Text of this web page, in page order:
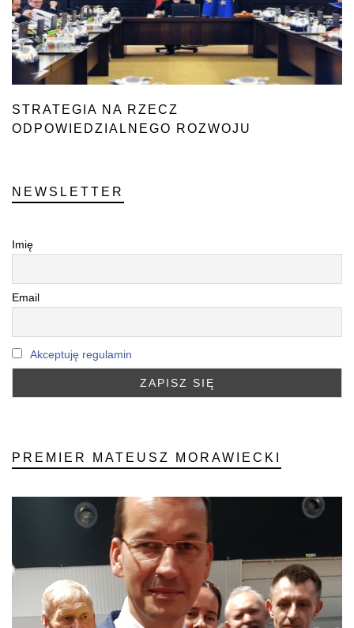
STRATEGIA NA RZECZ
ODPOWIEDZIALNEGO ROZWOJU
NEWSLETTER
Imię
Email
Akceptuję regulamin
PREMIER MATEUSZ MORAWIECKI